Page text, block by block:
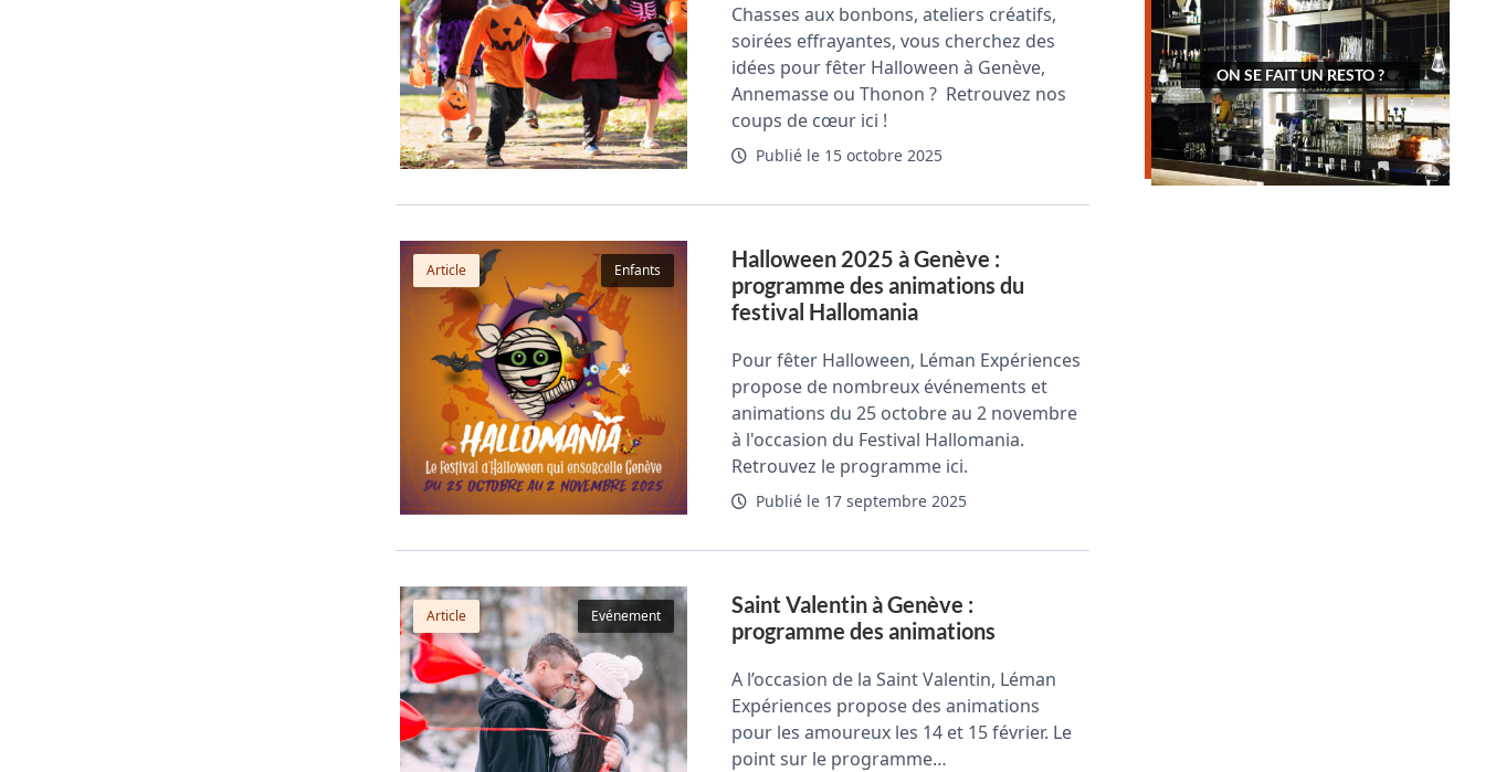
Chasses aux bonbons, ateliers créatifs,
soirées effrayantes, vous cherchez des
idées pour fêter Halloween à Genève,
Annemasse ou Thonon ? Retrouvez nos
coups de cœur ici !
Publié le 15 octobre 2025
Enfants
Article
Halloween 2025 à Genève :
programme des animations du
festival Hallomania
Pour fêter Halloween, Léman Expériences
propose de nombreux événements et
animations du 25 octobre au 2 novembre
à l'occasion du Festival Hallomania.
Retrouvez le programme ici.
Publié le 17 septembre 2025
Evénement
Article
Saint Valentin à Genève :
programme des animations
A l’occasion de la Saint Valentin, Léman
Expériences propose des animations
pour les amoureux les 14 et 15 février. Le
point sur le programme…
ON SE FAIT UN RESTO ?